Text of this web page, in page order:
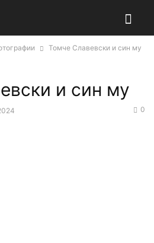
Томче Славевски и син му
и син му
0